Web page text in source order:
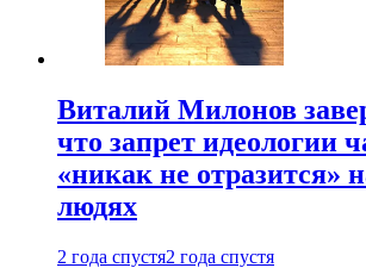
Виталий Милонов
что запрет идеологии
«никак не отразится»
людях
2 года спустя2 года спустя